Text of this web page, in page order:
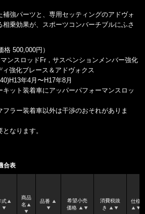
補強パーツと、専用セッティングのアドヴォ
相乗効果が、スポーツコンバーチブルにふさ
500,000円）
ンスロッドFr，サスペンションメンバー強化
強化ブレース＆アドヴォクス
年4月〜H17年8月
ット装着車にアッパーパフォーマンスロッ
ラー装着車以外は干渉のおそれがありま
なります。
合表
式
商品
名
品番
希望小売
価格
消費税抜
き
仕様